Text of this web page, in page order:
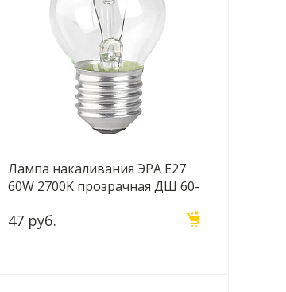
Лампа накаливания ЭРА E27
60W 2700K прозрачная ДШ 60-
47 руб.